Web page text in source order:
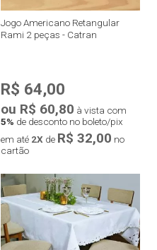
Jogo Americano Retangular
Rami 2 peças - Catran
R$ 64,00
ou R$ 60,80 à vista com
5% de desconto no boleto/pix
em até 2X de R$ 32,00 no
cartão
Compra rápida